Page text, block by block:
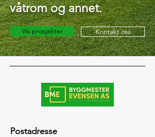
våtrom og annet.
Vis prosjekter Kontakt oss
Postadresse